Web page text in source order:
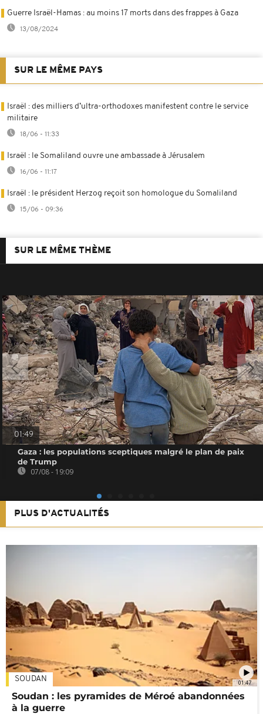
Guerre Israël-Hamas : au moins 17 morts dans des frappes à Gaza
13/08/2024
SUR LE MÊME PAYS
Israël : des milliers d’ultra-orthodoxes manifestent contre le service
militaire
18/06 - 11:33
Israël : le Somaliland ouvre une ambassade à Jérusalem
16/06 - 11:17
Israël : le président Herzog reçoit son homologue du Somaliland
15/06 - 09:36
SUR LE MÊME THÈME
01:49
Gaza : les populations sceptiques malgré le plan de paix
de Trump
07/08 - 19:09
PLUS D'ACTUALITÉS
01:47
SOUDAN
Soudan : les pyramides de Méroé abandonnées
à la guerre